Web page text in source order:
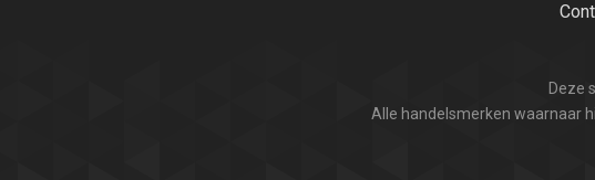
Deze
Alle handelsmerken waarnaar